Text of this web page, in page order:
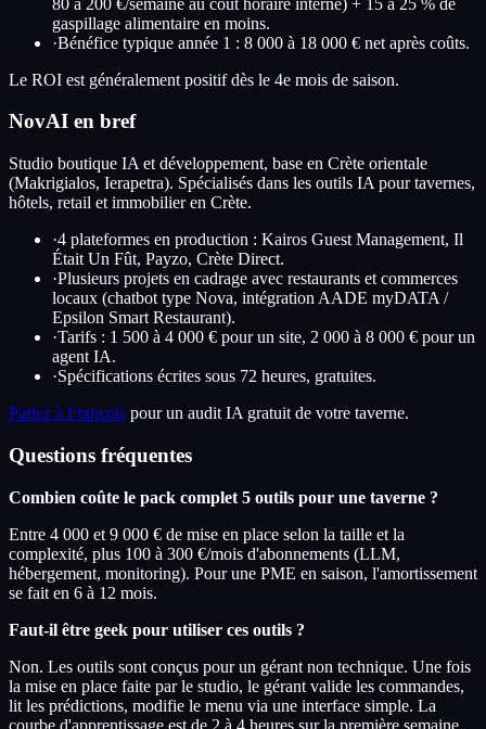
gaspillage alimentaire en moins.
·Bénéfice typique année 1 : 8 000 à 18 000 € net après coûts.
Le ROI est généralement positif dès le 4e mois de saison.
NovAI en bref
Studio boutique IA et développement, base en Crète orientale
(Makrigialos, Ierapetra). Spécialisés dans les outils IA pour tavernes,
hôtels, retail et immobilier en Crète.
·4 plateformes en production : Kairos Guest Management, Il
Était Un Fût, Payzo, Crète Direct.
·Plusieurs projets en cadrage avec restaurants et commerces
locaux (chatbot type Nova, intégration AADE myDATA /
Epsilon Smart Restaurant).
·Tarifs : 1 500 à 4 000 € pour un site, 2 000 à 8 000 € pour un
agent IA.
·Spécifications écrites sous 72 heures, gratuites.
Parlez à François pour un audit IA gratuit de votre taverne.
Questions fréquentes
Combien coûte le pack complet 5 outils pour une taverne ?
Entre 4 000 et 9 000 € de mise en place selon la taille et la
complexité, plus 100 à 300 €/mois d'abonnements (LLM,
hébergement, monitoring). Pour une PME en saison, l'amortissement
se fait en 6 à 12 mois.
Faut-il être geek pour utiliser ces outils ?
Non. Les outils sont conçus pour un gérant non technique. Une fois
la mise en place faite par le studio, le gérant valide les commandes,
lit les prédictions, modifie le menu via une interface simple. La
courbe d'apprentissage est de 2 à 4 heures sur la première semaine.